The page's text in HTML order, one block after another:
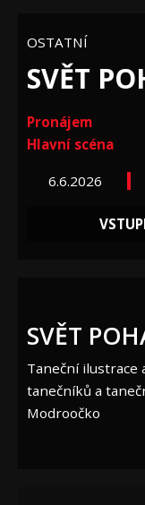
OSTATNÍ
SVĚT
Pronájem
Hlavní scéna
6.6.2026
SVĚT
Taneční ilustrace
tanečníků a
Modroočko